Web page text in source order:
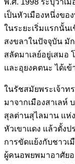
พ.ศ. 1998 ระบุว่าเ
เป็นหัวเมืองหนึ่งขอ
ในระยะเริ่มแรกนั้น
สงขลาในปัจจุบัน มั
สลัดมาเลย์อยู่เสมอ
และอุยงคตนะ ได้เข้
ในรัชสมัยพระเจ้าท
มาจากเมืองสาเลห์
สุลต่านสุไลมาน แห่
หัวเขาแดง แล้วตั้ง
การขัดแย้งกับชาว
ผู้คนอพยพมาอาศัย